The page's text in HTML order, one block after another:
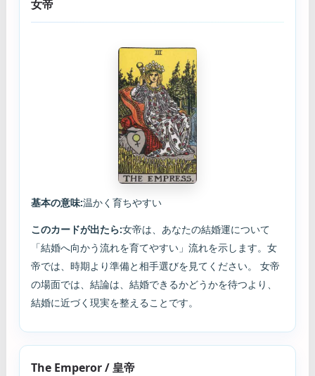
女帝
基本の意味:温かく育ちやすい
このカードが出たら:女帝は、あなたの結婚運について
「結婚へ向かう流れを育てやすい」流れを示します。女
帝では、時期より準備と相手選びを見てください。 女帝
の場面では、結論は、結婚できるかどうかを待つより、
結婚に近づく現実を整えることです。
The Emperor / 皇帝